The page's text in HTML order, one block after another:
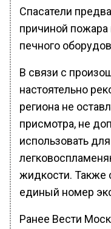
Спасатели
причиной пожара
печного
В связи с
настоятельно
региона не
присмотра, не
использовать
жидкости. Также
единый номер
Ранее Вести